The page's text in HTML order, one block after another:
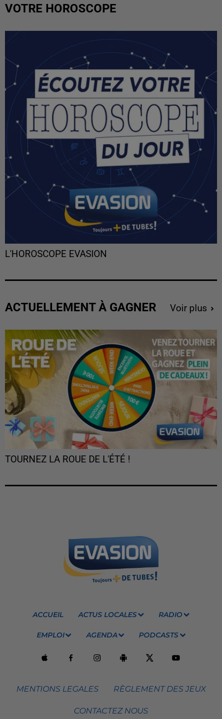
VOTRE HOROSCOPE
L'HOROSCOPE EVASION
ACTUELLEMENT À GAGNER Voir plus
TOURNEZ LA ROUE DE L'ÉTÉ !
ACCUEIL ACTUS LOCALES RADIO
EMPLOI AGENDA PODCASTS
MENTIONS LEGALES RÈGLEMENT DES JEUX
CONTACTEZ NOUS